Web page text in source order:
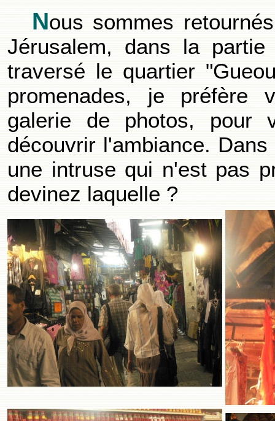
Nous sommes
Jérusalem, dans la
traversé le quartier
promenades, je préfère
galerie de photos, pour
découvrir l'ambiance.
une intruse qui n'est pas
devinez laquelle ?